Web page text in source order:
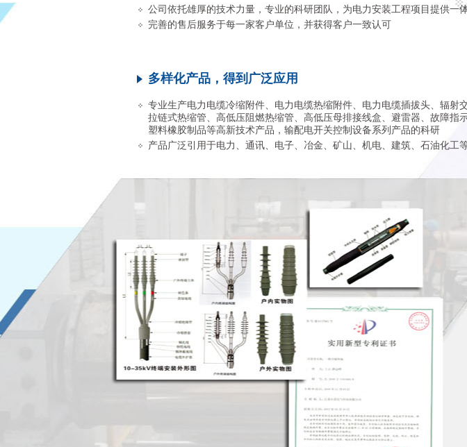
公司依托雄厚的技术力量，专业的科研团队，为电力安装工程项目提供一
完善的售后服务于每一家客户单位，并获得客户一致认可
多样化产品，得到广泛应用
专业生产电力电缆冷缩附件、电力电缆热缩附件、电力电缆插拔头、辐射
拉链式热缩管、高低压阻燃热缩管、高低压母排接线盒、避雷器、故障指
塑料橡胶制品等高新技术产品，输配电开关控制设备系列产品的科研
产品广泛引用于电力、通讯、电子、冶金、矿山、机电、建筑、石油化工